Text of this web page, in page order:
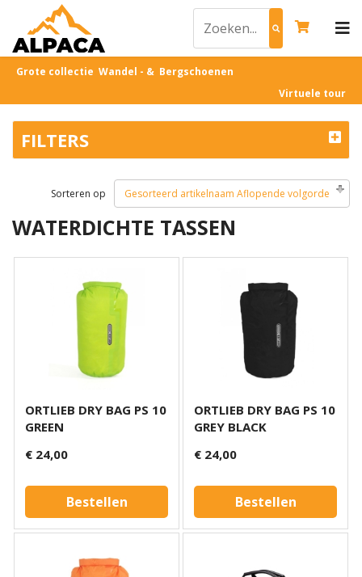
Grote collectie Wandel - & Bergschoenen
Virtuele tour
FILTERS
Sorteren op Gesorteerd artikelnaam Aflopende volgorde
WATERDICHTE TASSEN
ORTLIEB DRY BAG PS 10
GREEN
€ 24,00
Bestellen
ORTLIEB DRY BAG PS 10
GREY BLACK
€ 24,00
Bestellen